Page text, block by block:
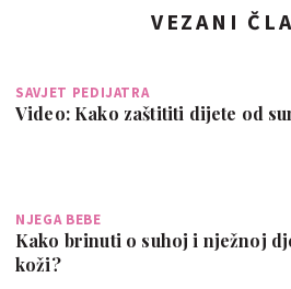
VEZANI
SAVJET PEDIJATRA
Video: Kako zaštititi dijete od
NJEGA BEBE
Kako brinuti o suhoj i nježnoj
koži?